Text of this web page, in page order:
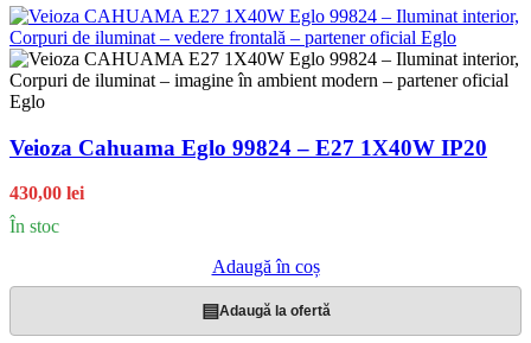
Veioza Cahuama Eglo 99824 – E27 1X40W IP20
430,00 lei
În stoc
Adaugă în coș
▤Adaugă la ofertă